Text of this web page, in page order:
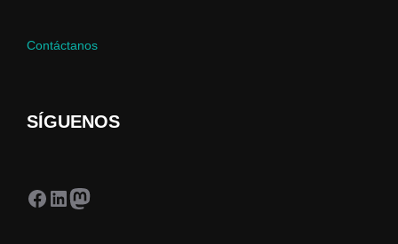
Contáctanos
SÍGUENOS
Facebook
LinkedIn
Mastodon